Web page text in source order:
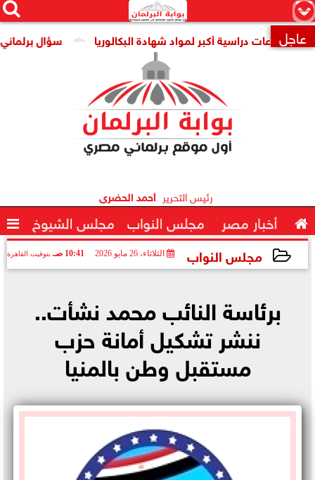
×


 عاجل سؤال برلماني عن دراسية أكبر لمواد شهادة البكالوريا
رئيس التحرير أحمد الحضرى
 أخبار مصر مجلس النواب مجلس الشيوخ 
مجلس النواب الثلاثاء، 26 مايو 2026 10:41 صـ بتوقيت القاهرة
برئاسة النائب محمد نشأت..
ننشر تشكيل أمانة حزب
مستقبل وطن بالمنيا